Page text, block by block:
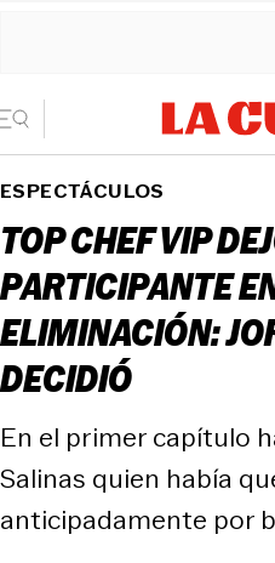
ESPECTÁCULOS
TOP CHEF VIP
PARTICIPANTE
ELIMINACIÓN:
DECIDIÓ
En el primer capítulo
Salinas quien había
anticipadamente por